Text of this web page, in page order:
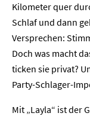
Kilometer quer
Schlaf und dann
Versprechen:
Doch was macht
ticken sie privat?
Party-Schlager-
Mit „Layla“ ist der